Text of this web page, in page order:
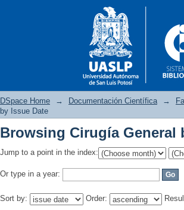
Browsing Cirugía
DSpace Home → Documentación Científica →
by Issue Date
Browsing Cirugía General
Jump to a point in the index:
Or type in a year:
Sort by: Order: